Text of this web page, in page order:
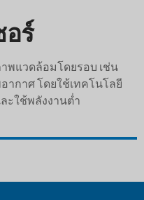
อร์
พแวดล้อมโดยรอบ เช่น
กาศ โดยใช้เทคโนโลยี
ะใช้พลังงานต่ำ